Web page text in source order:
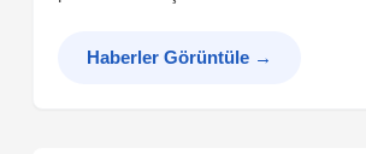
Haberler Görüntüle →